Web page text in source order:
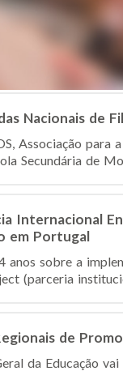
Nacionais de
Associação para
Secundária de
Internacional
em Portugal
anos sobre a
(parceria
de
da Educação